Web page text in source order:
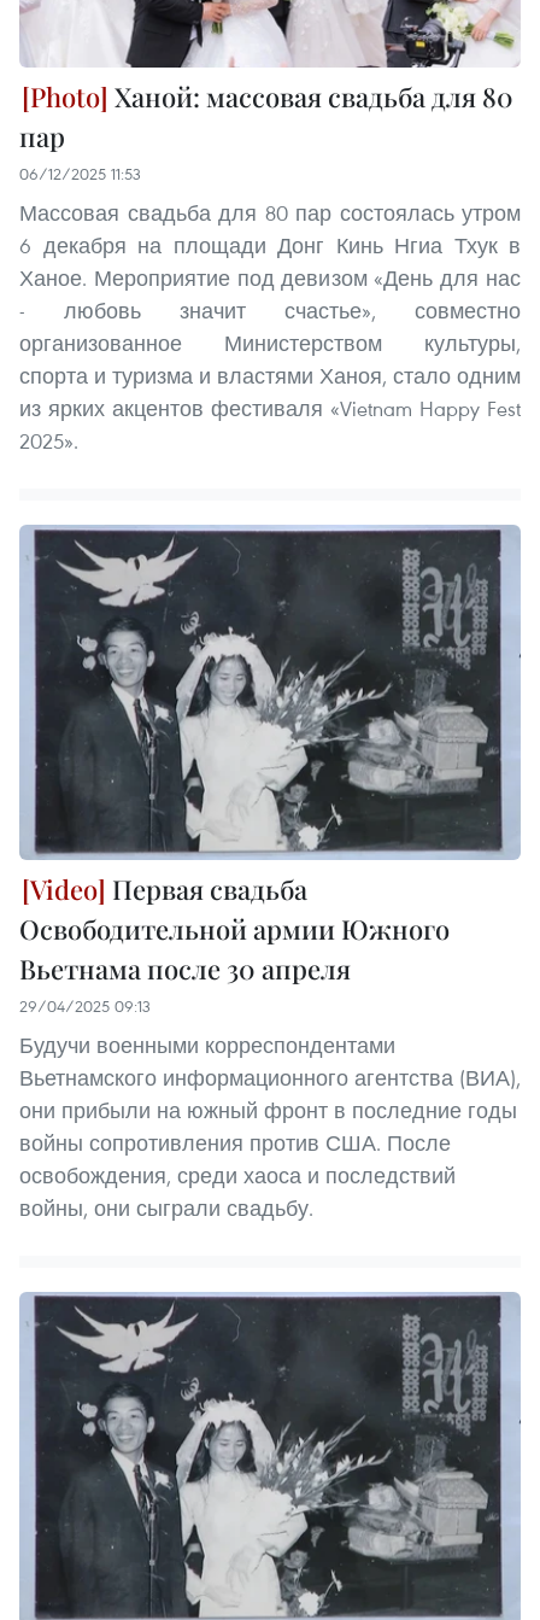
Ханой: массовая свадьба для 80
пар
06/12/2025 11:53
Массовая свадьба для 80 пар состоялась утром
6 декабря на площади Донг Кинь Нгиа Тхук в
Ханое. Мероприятие под девизом «День для нас
- любовь значит счастье», совместно
организованное Министерством культуры,
спорта и туризма и властями Ханоя, стало одним
из ярких акцентов фестиваля «Vietnam Happy Fest
2025».
Первая свадьба
Освободительной армии Южного
Вьетнама после 30 апреля
29/04/2025 09:13
Будучи военными корреспондентами
Вьетнамского информационного агентства (ВИА),
они прибыли на южный фронт в последние годы
войны сопротивления против США. После
освобождения, среди хаоса и последствий
войны, они сыграли свадьбу.